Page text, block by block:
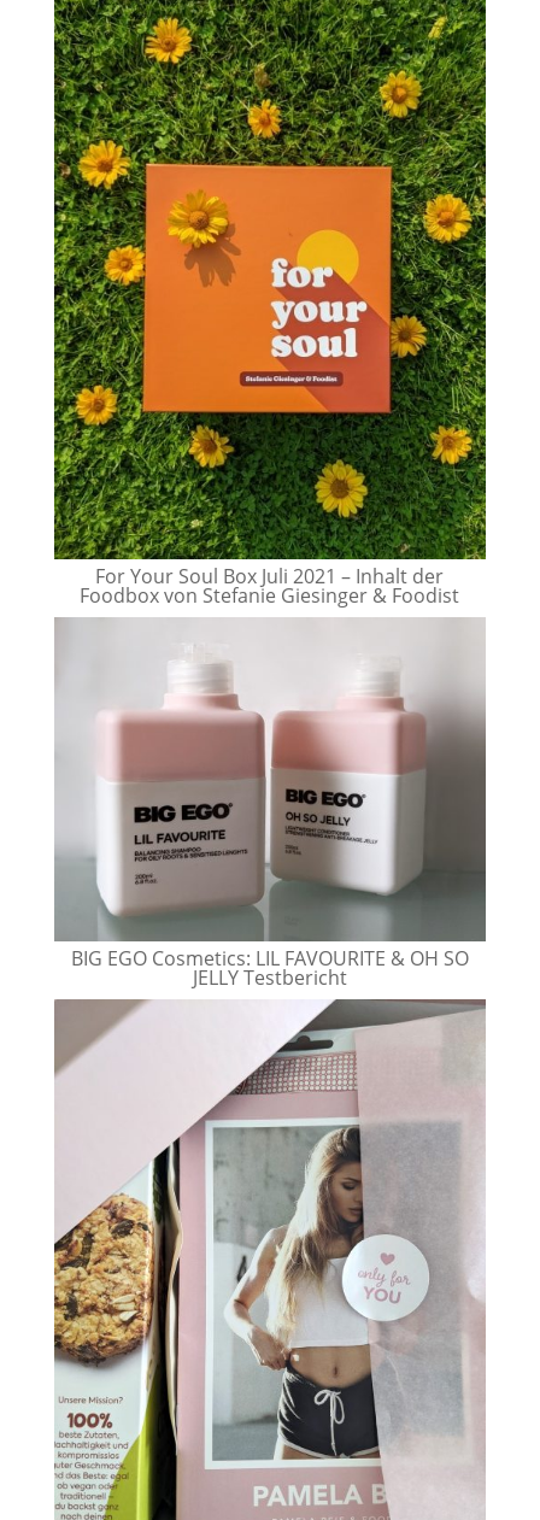
For Your Soul Box Juli 2021 – Inhalt der
Foodbox von Stefanie Giesinger & Foodist
BIG EGO Cosmetics: LIL FAVOURITE & OH SO
JELLY Testbericht